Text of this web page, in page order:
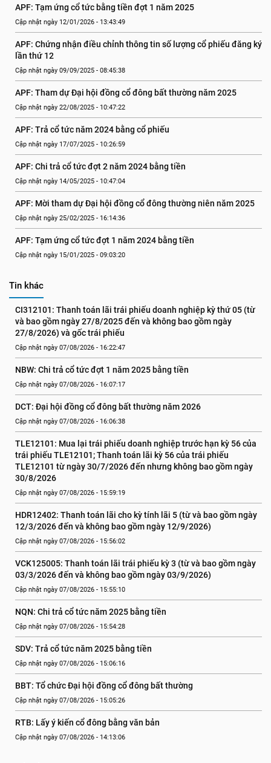
APF: Tạm ứng cổ tức bằng tiền đợt 1 năm 2025
Cập nhật ngày 12/01/2026 - 13:43:49
APF: Chứng nhận điều chỉnh thông tin số lượng cổ phiếu đăng ký
lần thứ 12
Cập nhật ngày 09/09/2025 - 08:45:38
APF: Tham dự Đại hội đồng cổ đông bất thường năm 2025
Cập nhật ngày 22/08/2025 - 10:47:22
APF: Trả cổ tức năm 2024 bằng cổ phiếu
Cập nhật ngày 17/07/2025 - 10:26:59
APF: Chi trả cổ tức đợt 2 năm 2024 bằng tiền
Cập nhật ngày 14/05/2025 - 10:47:04
APF: Mời tham dự Đại hội đồng cổ đông thường niên năm 2025
Cập nhật ngày 25/02/2025 - 16:14:36
APF: Tạm ứng cổ tức đợt 1 năm 2024 bằng tiền
Cập nhật ngày 15/01/2025 - 09:03:20
Tin khác
CI312101: Thanh toán lãi trái phiếu doanh nghiệp kỳ thứ 05 (từ
và bao gồm ngày 27/8/2025 đến và không bao gồm ngày
27/8/2026) và gốc trái phiếu
Cập nhật ngày 07/08/2026 - 16:22:47
NBW: Chi trả cổ tức đợt 1 năm 2025 bằng tiền
Cập nhật ngày 07/08/2026 - 16:07:17
DCT: Đại hội đồng cổ đông bất thường năm 2026
Cập nhật ngày 07/08/2026 - 16:06:38
TLE12101: Mua lại trái phiếu doanh nghiệp trước hạn kỳ 56 của
trái phiếu TLE12101; Thanh toán lãi kỳ 56 của trái phiếu
TLE12101 từ ngày 30/7/2026 đến nhưng không bao gồm ngày
30/8/2026
Cập nhật ngày 07/08/2026 - 15:59:19
HDR12402: Thanh toán lãi cho kỳ tính lãi 5 (từ và bao gồm ngày
12/3/2026 đến và không bao gồm ngày 12/9/2026)
Cập nhật ngày 07/08/2026 - 15:56:02
VCK125005: Thanh toán lãi trái phiếu kỳ 3 (từ và bao gồm ngày
03/3/2026 đến và không bao gồm ngày 03/9/2026)
Cập nhật ngày 07/08/2026 - 15:55:10
NQN: Chi trả cổ tức năm 2025 bằng tiền
Cập nhật ngày 07/08/2026 - 15:54:28
SDV: Trả cổ tức năm 2025 bằng tiền
Cập nhật ngày 07/08/2026 - 15:06:16
BBT: Tổ chức Đại hội đồng cổ đông bất thường
Cập nhật ngày 07/08/2026 - 15:05:26
RTB: Lấy ý kiến cổ đông bằng văn bản
Cập nhật ngày 07/08/2026 - 14:13:06